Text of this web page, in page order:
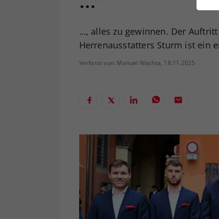
…, alles zu gewinnen. Der
Herrenausstatters Sturm ist ein
Verfasst von: Manuel Wachta, 18.11.2025